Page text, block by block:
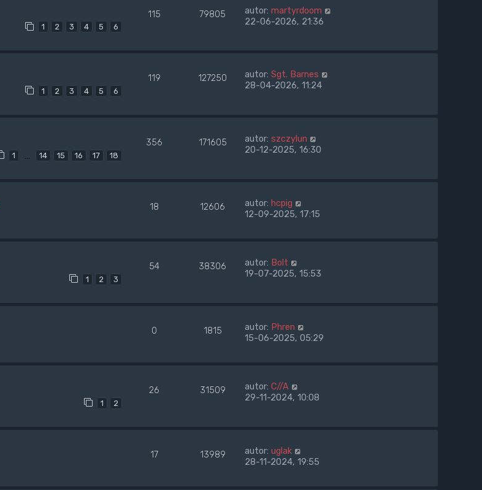
1 2 3 4 5 6
115 79805 autor: martyrdoom
22-06-2026, 21:36
1 2 3 4 5 6
119 127250 autor: Sgt. Barnes
28-04-2026, 11:24
1 14 15 16 17 18
356 171605 autor: szczylun
20-12-2025, 16:30
18 12606 autor: hcpig
12-09-2025, 17:15
1 2 3
54 38306 autor: Bolt
19-07-2025, 15:53
0 1815 autor: Phren
15-06-2025, 05:29
1 2
26 31509 autor: C//A
29-11-2024, 10:08
17 13989 autor: uglak
28-11-2024, 19:55